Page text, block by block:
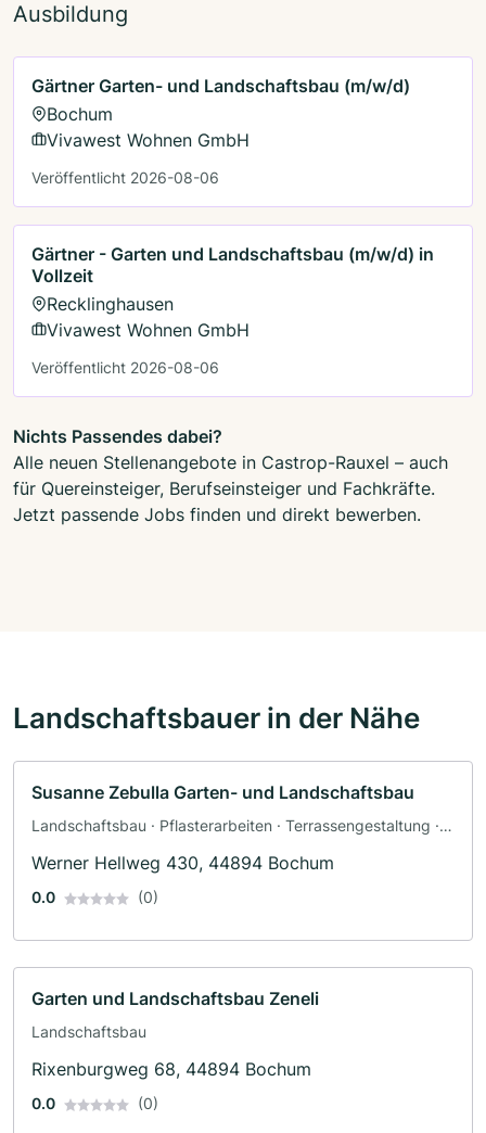
Ausbildung
Gärtner Garten- und Landschaftsbau (m/w/d)
Bochum
Vivawest Wohnen GmbH
Veröffentlicht 2026-08-06
Gärtner - Garten und Landschaftsbau (m/w/d) in
Vollzeit
Recklinghausen
Vivawest Wohnen GmbH
Veröffentlicht 2026-08-06
Nichts Passendes dabei?
Alle neuen Stellenangebote in Castrop-Rauxel – auch
für Quereinsteiger, Berufseinsteiger und Fachkräfte.
Jetzt passende Jobs finden und direkt bewerben.
Landschaftsbauer in der Nähe
Susanne Zebulla Garten- und Landschaftsbau
Landschaftsbau · Pflasterarbeiten · Terrassengestaltung ·
Werner Hellweg 430, 44894 Bochum
0.0 (0)
Garten und Landschaftsbau Zeneli
Landschaftsbau
Rixenburgweg 68, 44894 Bochum
0.0 (0)